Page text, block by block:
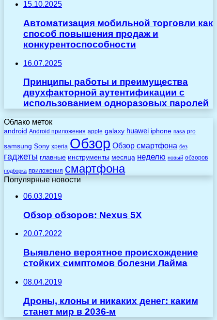
15.10.2025
Автоматизация мобильной торговли как
способ повышения продаж и
конкурентоспособности
16.07.2025
Принципы работы и преимущества
двухфакторной аутентификации с
использованием одноразовых паролей
Облако меток
android Android приложения apple galaxy huawei iphone nasa pro
samsung Sony xperia Обзор Обзор смартфона без
гаджеты главные инструменты месяца неделю новый обзоров
подборка приложения смартфона
Популярные новости
06.03.2019
Обзор обзоров: Nexus 5X
20.07.2022
Выявлено вероятное происхождение
стойких симптомов болезни Лайма
08.04.2019
Дроны, клоны и никаких денег: каким
станет мир в 2036-м